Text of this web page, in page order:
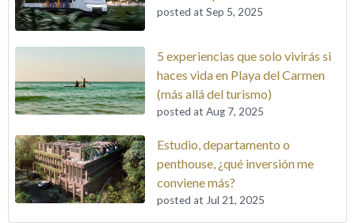
posted at Sep 5, 2025
5 experiencias que solo vivirás si
haces vida en Playa del Carmen
(más allá del turismo)
posted at Aug 7, 2025
Estudio, departamento o
penthouse, ¿qué inversión me
conviene más?
posted at Jul 21, 2025